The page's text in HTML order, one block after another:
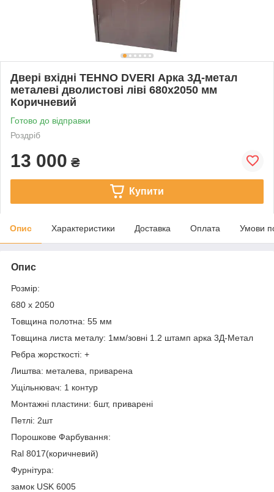
Двері вхідні TEHNO DVERI Арка 3Д-метал
металеві дволистові ліві 680х2050 мм
Коричневий
Готово до відправки
Роздріб
13 000 ₴
Купити
Опис Характеристики Доставка Оплата Умови
Опис
Розмір:
680 х 2050
Товщина полотна: 55 мм
Товщина листа металу: 1мм/зовні 1.2 штамп арка 3Д-Метал
Ребра жорсткості: +
Лиштва: металева, приварена
Ущільнювач: 1 контур
Монтажні пластини: 6шт, приварені
Петлі: 2шт
Порошкове Фарбування:
Ral 8017(коричневий)
Фурнітура:
замок USK 6005